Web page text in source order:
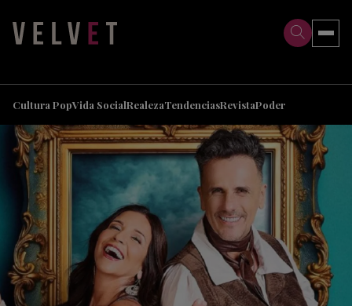
Cultura PopVida SocialRealezaTendenciasRevistaPoder